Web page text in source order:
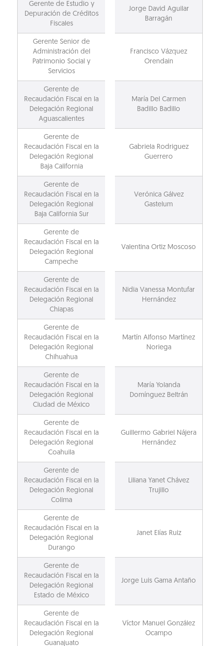
Gerente de Estudio y
Depuración de Créditos
Fiscales
Jorge David Aguilar
Barragán
Gerente Senior de
Administración del
Patrimonio Social y
Servicios
Francisco Vázquez
Orendain
Gerente de
Recaudación Fiscal en la
Delegación Regional
Aguascalientes
María Del Carmen
Badillo Badillo
Gerente de
Recaudación Fiscal en la
Delegación Regional
Baja California
Gabriela Rodriguez
Guerrero
Gerente de
Recaudación Fiscal en la
Delegación Regional
Baja California Sur
Verónica Gálvez
Gastelum
Gerente de
Recaudación Fiscal en la
Delegación Regional
Campeche
Valentina Ortiz Moscoso
Gerente de
Recaudación Fiscal en la
Delegación Regional
Chiapas
Nidia Vanessa Montufar
Hernández
Gerente de
Recaudación Fiscal en la
Delegación Regional
Chihuahua
Martín Alfonso Martínez
Noriega
Gerente de
Recaudación Fiscal en la
Delegación Regional
Ciudad de México
María Yolanda
Domínguez Beltrán
Gerente de
Recaudación Fiscal en la
Delegación Regional
Coahuila
Guillermo Gabriel Nájera
Hernández
Gerente de
Recaudación Fiscal en la
Delegación Regional
Colima
Liliana Yanet Chávez
Trujillo
Gerente de
Recaudación Fiscal en la
Delegación Regional
Durango
Janet Elías Ruiz
Gerente de
Recaudación Fiscal en la
Delegación Regional
Estado de México
Jorge Luis Gama Antaño
Gerente de
Recaudación Fiscal en la
Delegación Regional
Guanajuato
Víctor Manuel González
Ocampo